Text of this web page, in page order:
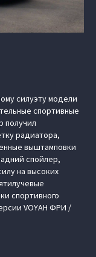
силуэту модели
спортивные
получил
радиатора,
выштамповки
спойлер,
на высоких
спортивного
VOYAH ФРИ /